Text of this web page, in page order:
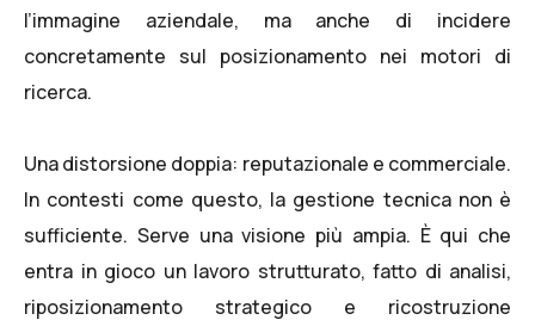
l’immagine aziendale, ma anche di incidere
concretamente sul posizionamento nei motori di
ricerca.
Una distorsione doppia: reputazionale e commerciale.
In contesti come questo, la gestione tecnica non è
sufficiente. Serve una visione più ampia. È qui che
entra in gioco un lavoro strutturato, fatto di analisi,
riposizionamento strategico e ricostruzione